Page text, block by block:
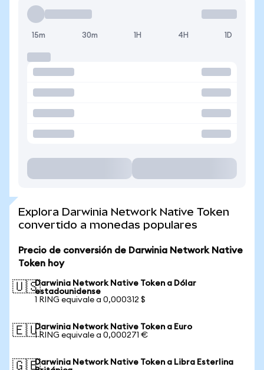
15m 30m 1H 4H 1D
Explora Darwinia Network Native Token
convertido a monedas populares
Precio de conversión de Darwinia Network Native
Token hoy
🇺🇸Darwinia Network Native Token a Dólar
estadounidense
1 RING equivale a 0,000312 $
🇪🇺Darwinia Network Native Token a Euro
1 RING equivale a 0,000271 €
🇬🇧Darwinia Network Native Token a Libra Esterlina